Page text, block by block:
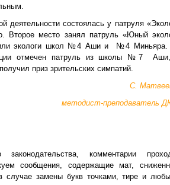
деятельности состоялась у патруля
место занял патруль «Юный
экологи школ №4 Аши и №4 Миньяра.
отмечен патруль из школы №7
приз зрительских симпатий.
С.
методист-преподаватель
комментарии
сообщения, содержащие мат,
случае замены букв точками, тире и